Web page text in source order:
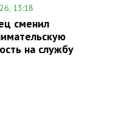
13:18
сменил
на службу